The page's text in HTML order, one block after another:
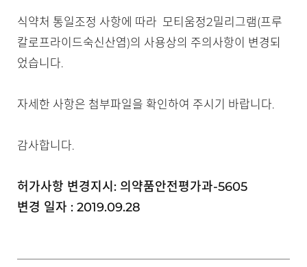
식약처 통일조정 사항에 따라 모티움정2밀리그램(프루
칼로프라이드숙신산염)의 사용상의 주의사항이 변경되
었습니다.
자세한 사항은 첨부파일을 확인하여 주시기 바랍니다.
감사합니다.
허가사항 변경지시: 의약품안전평가과-5605
변경 일자 : 2019.09.28